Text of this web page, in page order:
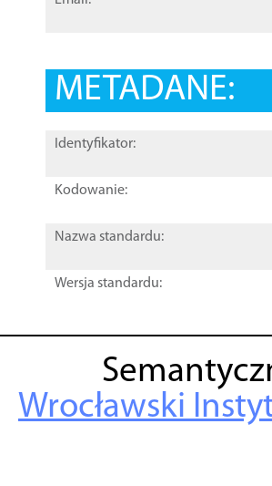
METADANE:
Identyfikator:
Kodowanie:
Nazwa standardu:
Wersja standardu:
Wrocławski